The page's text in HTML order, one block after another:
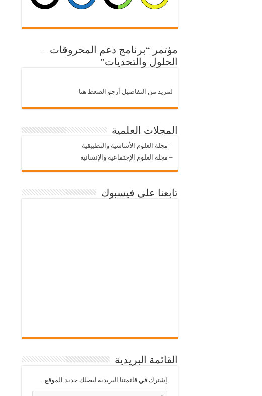
مؤتمر “برنامج دعم المحروقات –
الحلول والتحديات”
لمزيد من التفاصيل أرجو الضعط هنا
المجلات العلمية
– مجلة العلوم الأساسية والتطبيقية
– مجلة العلوم الإجتماعية والإنسانية
تابعنا على فيسبوك
القائمة البريدية
إشترك في قائمتنا البريدية ليصلك جديد الموقع.